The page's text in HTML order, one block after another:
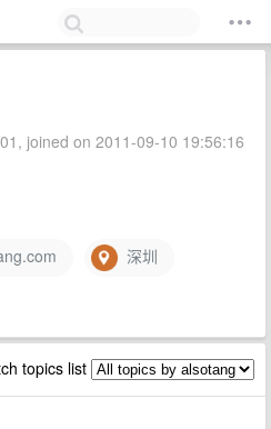
joined on 2011-09-10 19:56:16
深圳
topics list